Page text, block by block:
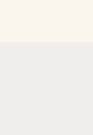
影開始！ご予約